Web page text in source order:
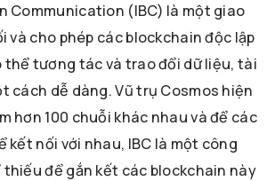
Communication (IBC) là một giao
và cho phép các blockchain độc lập
thể tương tác và trao đổi dữ liệu, tài
cách dễ dàng. Vũ trụ Cosmos hiện
hơn 100 chuỗi khác nhau và để các
kết nối với nhau, IBC là một công
để gắn kết các blockchain này